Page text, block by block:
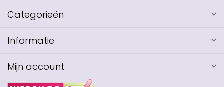
Categorieën
Informatie
Mijn account